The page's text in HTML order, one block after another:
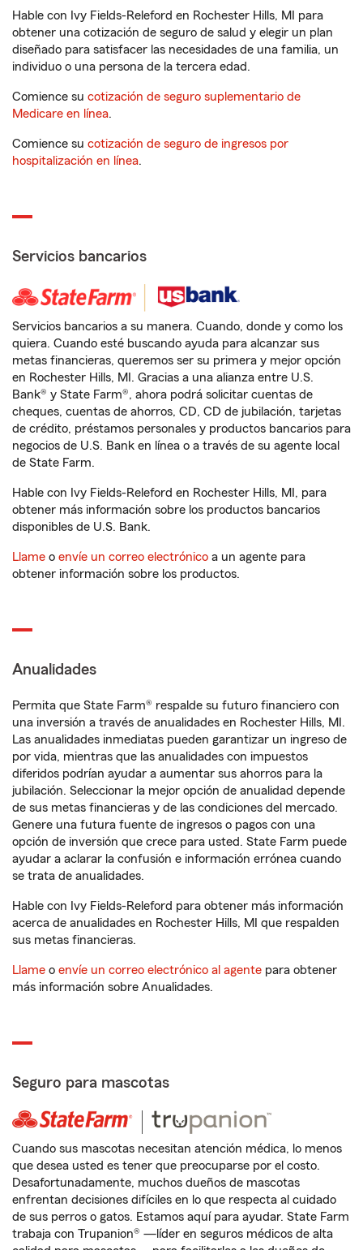
Hable con Ivy Fields-Releford en Rochester Hills, MI para
obtener una cotización de seguro de salud y elegir un plan
diseñado para satisfacer las necesidades de una familia, un
individuo o una persona de la tercera edad.
Comience su cotización de seguro suplementario de
Medicare en línea.
Comience su cotización de seguro de ingresos por
hospitalización en línea.
Servicios bancarios
Servicios bancarios a su manera. Cuando, donde y como los
quiera. Cuando esté buscando ayuda para alcanzar sus
metas financieras, queremos ser su primera y mejor opción
en Rochester Hills, MI. Gracias a una alianza entre U.S.
Bank® y State Farm®, ahora podrá solicitar cuentas de
cheques, cuentas de ahorros, CD, CD de jubilación, tarjetas
de crédito, préstamos personales y productos bancarios para
negocios de U.S. Bank en línea o a través de su agente local
de State Farm.
Hable con Ivy Fields-Releford en Rochester Hills, MI, para
obtener más información sobre los productos bancarios
disponibles de U.S. Bank.
Llame o envíe un correo electrónico a un agente para
obtener información sobre los productos.
Anualidades
Permita que State Farm® respalde su futuro financiero con
una inversión a través de anualidades en Rochester Hills, MI.
Las anualidades inmediatas pueden garantizar un ingreso de
por vida, mientras que las anualidades con impuestos
diferidos podrían ayudar a aumentar sus ahorros para la
jubilación. Seleccionar la mejor opción de anualidad depende
de sus metas financieras y de las condiciones del mercado.
Genere una futura fuente de ingresos o pagos con una
opción de inversión que crece para usted. State Farm puede
ayudar a aclarar la confusión e información errónea cuando
se trata de anualidades.
Hable con Ivy Fields-Releford para obtener más información
acerca de anualidades en Rochester Hills, MI que respalden
sus metas financieras.
Llame o envíe un correo electrónico al agente para obtener
más información sobre Anualidades.
Seguro para mascotas
Cuando sus mascotas necesitan atención médica, lo menos
que desea usted es tener que preocuparse por el costo.
Desafortunadamente, muchos dueños de mascotas
enfrentan decisiones difíciles en lo que respecta al cuidado
de sus perros o gatos. Estamos aquí para ayudar. State Farm
trabaja con Trupanion® —líder en seguros médicos de alta